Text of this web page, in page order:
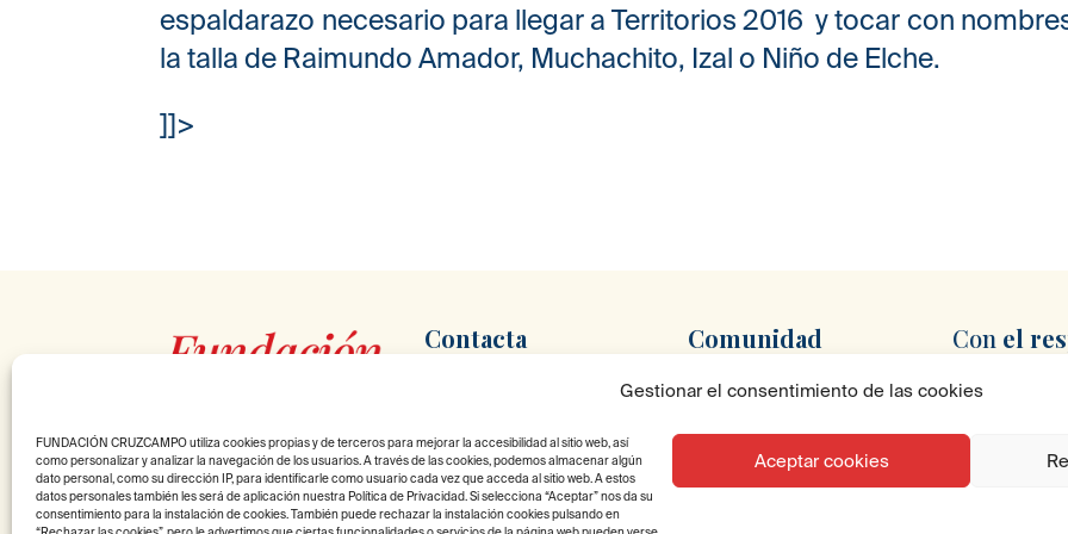
Gestionar el consentimiento de las cookies
FUNDACIÓN CRUZCAMPO utiliza cookies propias y de terceros para mejorar la accesibilidad al sitio web, así
como personalizar y analizar la navegación de los usuarios. A través de las cookies, podemos almacenar algún
dato personal, como su dirección IP, para identificarle como usuario cada vez que acceda al sitio web. A estos
datos personales también les será de aplicación nuestra Política de Privacidad. Si selecciona “Aceptar” nos da su
consentimiento para la instalación de cookies. También puede rechazar la instalación cookies pulsando en
Aceptar cookies
espaldarazo necesario para llegar a Territorios 2016 y tocar con
la talla de Raimundo Amador, Muchachito, Izal o Niño de Elche.
]]>
Contacta
Av. de Andalucía, 1, 41007
Sevilla
Comunidad
Newsletter
Con el